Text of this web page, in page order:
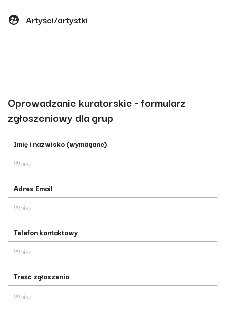
Artyści/artystki
Oprowadzanie kuratorskie - formularz
zgłoszeniowy dla grup
Imię i nazwisko (wymagane)
Adres Email
Telefon kontaktowy
Treść zgłoszenia